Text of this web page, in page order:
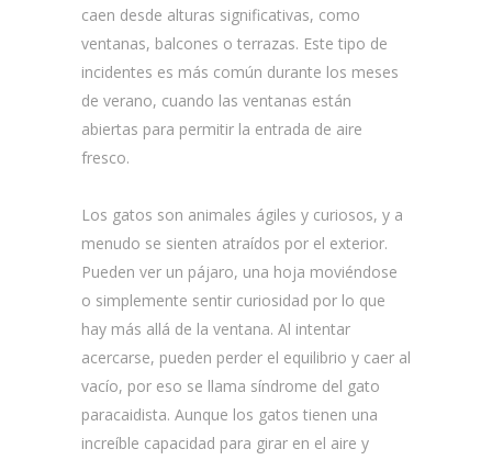
caen desde alturas significativas, como
ventanas, balcones o terrazas. Este tipo de
incidentes es más común durante los meses
de verano, cuando las ventanas están
abiertas para permitir la entrada de aire
fresco.
Los gatos son animales ágiles y curiosos, y a
menudo se sienten atraídos por el exterior.
Pueden ver un pájaro, una hoja moviéndose
o simplemente sentir curiosidad por lo que
hay más allá de la ventana. Al intentar
acercarse, pueden perder el equilibrio y caer al
vacío, por eso se llama síndrome del gato
paracaidista. Aunque los gatos tienen una
increíble capacidad para girar en el aire y